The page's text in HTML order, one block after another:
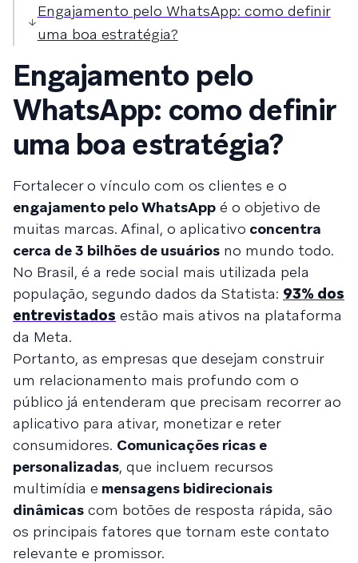
Engajamento pelo WhatsApp: como definir
uma boa estratégia?
Engajamento pelo
WhatsApp: como definir
uma boa estratégia?
Fortalecer o vínculo com os clientes e o
engajamento pelo WhatsApp é o objetivo de
muitas marcas. Afinal, o aplicativo concentra
cerca de 3 bilhões de usuários no mundo todo.
No Brasil, é a rede social mais utilizada pela
população, segundo dados da Statista: 93% dos
entrevistados estão mais ativos na plataforma
da Meta.
Portanto, as empresas que desejam construir
um relacionamento mais profundo com o
público já entenderam que precisam recorrer ao
aplicativo para ativar, monetizar e reter
consumidores. Comunicações ricas e
personalizadas, que incluem recursos
multimídia e mensagens bidirecionais
dinâmicas com botões de resposta rápida, são
os principais fatores que tornam este contato
relevante e promissor.